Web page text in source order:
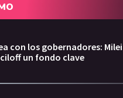
con los gobernadores: Milei
un fondo clave